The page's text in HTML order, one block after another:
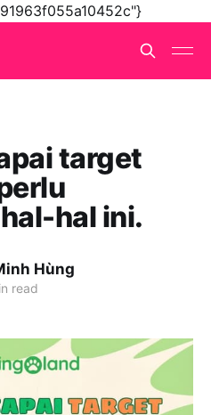
target
hal ini.
Hùng
read